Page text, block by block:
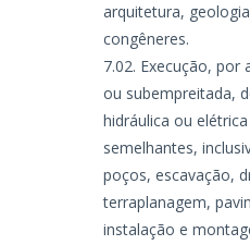
arquitetura,
congêneres.
Execução, por
ou subempreitada,
hidráulica ou
semelhantes,
poços, escavação,
terraplanagem,
instalação e